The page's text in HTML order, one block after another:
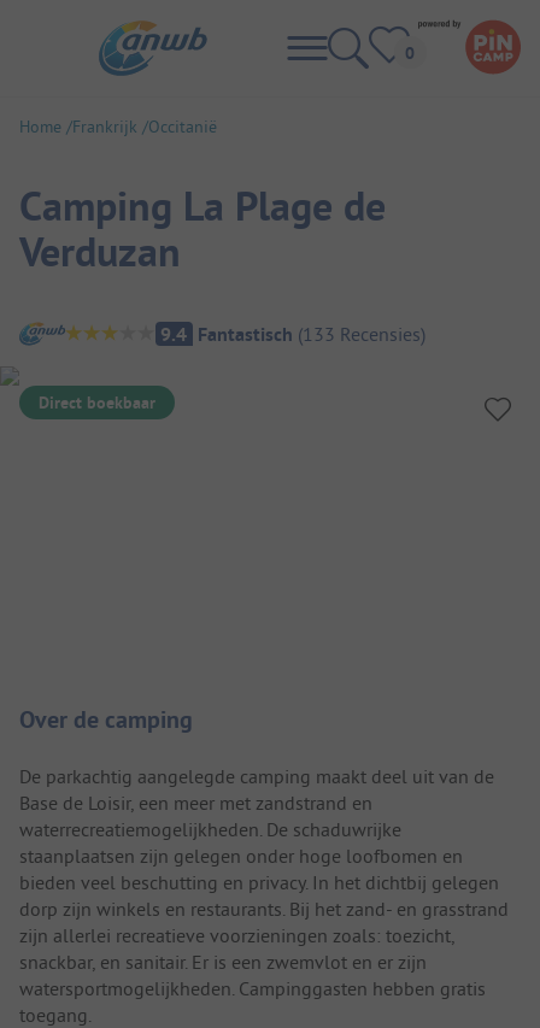
Home Frankrijk Occitanië
Camping La Plage de
Verduzan
Camping overzicht
9.4 Fantastisch (133 Recensies)
Direct boekbaar
Over de camping
De parkachtig aangelegde camping maakt deel uit van de
Base de Loisir, een meer met zandstrand en
waterrecreatiemogelijkheden. De schaduwrijke
staanplaatsen zijn gelegen onder hoge loofbomen en
bieden veel beschutting en privacy. In het dichtbij gelegen
dorp zijn winkels en restaurants. Bij het zand- en grasstrand
zijn allerlei recreatieve voorzieningen zoals: toezicht,
snackbar, en sanitair. Er is een zwemvlot en er zijn
watersportmogelijkheden. Campinggasten hebben gratis
toegang.